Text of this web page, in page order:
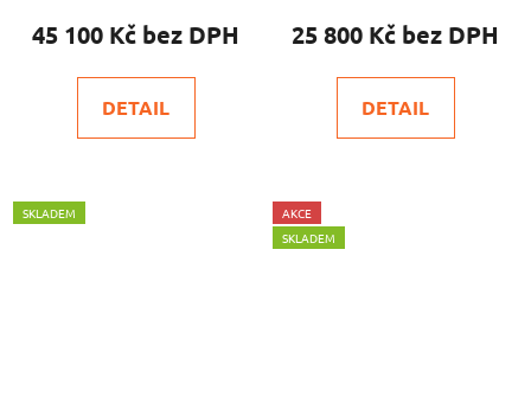
45 100 Kč
DETAIL
25 800 Kč
DETAIL
SKLADEM
AKCE
SKLADEM